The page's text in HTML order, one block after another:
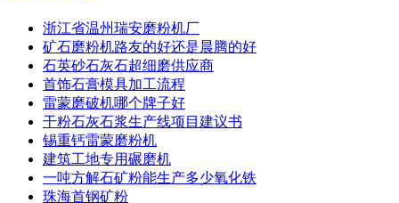
浙江省温州瑞安磨粉机厂
矿石磨粉机路友的好还是晨腾的好
石英砂石灰石超细磨供应商
首饰石膏模具加工流程
雷蒙磨破机哪个牌子好
干粉石灰石浆生产线项目建议书
锡重钙雷蒙磨粉机
建筑工地专用碾磨机
一吨方解石矿粉能生产多少氧化铁
珠海首钢矿粉